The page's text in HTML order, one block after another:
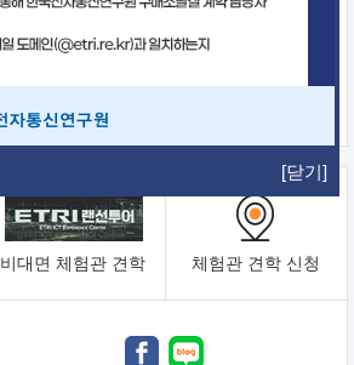
[닫기]
보유특허 이전가능 기술
융합기술연구생산센터 반도체실험실
비대면 체험관 견학 체험관 견학 신청